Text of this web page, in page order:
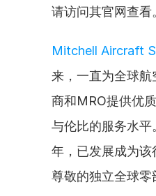
请访问其官网查看
Mitchell Aircraft
来，一直为全球
商和MRO提供优
与伦比的服务水平
年，已发展成为
尊敬的独立全球零